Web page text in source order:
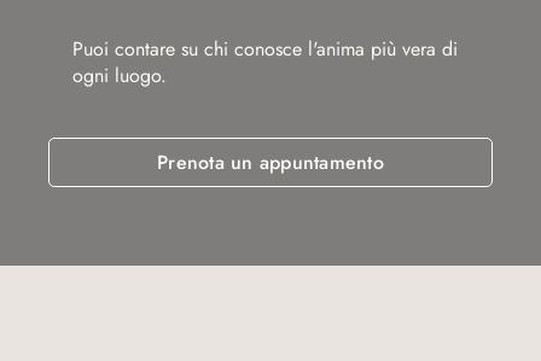
Puoi contare su chi conosce l'anima più vera di
ogni luogo.
Prenota un appuntamento